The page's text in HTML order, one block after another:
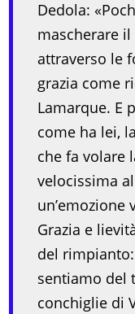
Dedola:
mascherare
attraverso le
grazia come
Lamarque. E
come ha lei,
che fa volare
velocissima
un’emozione
Grazia e
del
sentiamo del
conchiglie di